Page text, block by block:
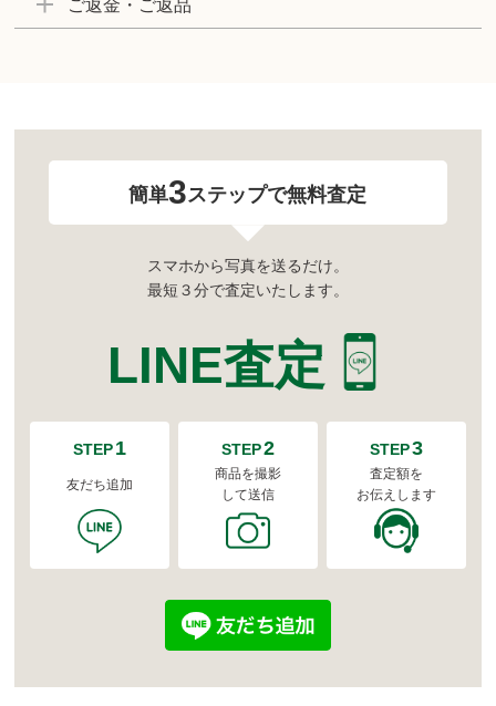
ご返金・ご返品
簡単3ステップで無料査定
スマホから写真を送るだけ。
最短３分で査定いたします。
LINE査定
STEP1
友だち追加
STEP2
商品を撮影
して送信
STEP3
査定額を
お伝えします